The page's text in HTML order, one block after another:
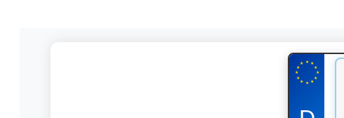
★ ★
★
★
★
★
★
★
★
★
★
★